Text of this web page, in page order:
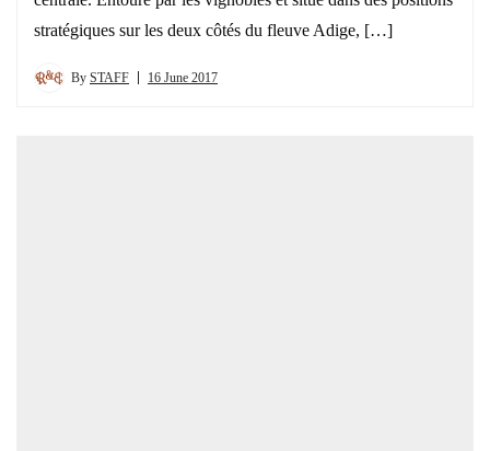
stratégiques sur les deux côtés du fleuve Adige, […]
By STAFF 16 June 2017